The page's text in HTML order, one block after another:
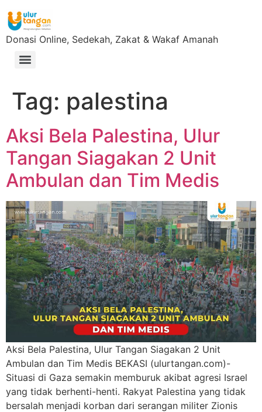
Donasi Online, Sedekah, Zakat & Wakaf Amanah
Tag: palestina
Aksi Bela Palestina, Ulur
Tangan Siagakan 2 Unit
Ambulan dan Tim Medis
Aksi Bela Palestina, Ulur Tangan Siagakan 2 Unit
Ambulan dan Tim Medis BEKASI (ulurtangan.com)-
Situasi di Gaza semakin memburuk akibat agresi Israel
yang tidak berhenti-henti. Rakyat Palestina yang tidak
bersalah menjadi korban dari serangan militer Zionis